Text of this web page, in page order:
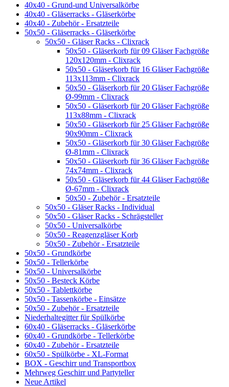
40x40 - Grund-und Universalkörbe
40x40 - Gläserracks - Gläserkörbe
40x40 - Zubehör - Ersatzteile
50x50 - Gläserracks - Gläserkörbe
50x50 - Gläser Racks - Clixrack
50x50 - Gläserkorb für 09 Gläser Fachgröße
120x120mm - Clixrack
50x50 - Gläserkorb für 16 Gläser Fachgröße
113x113mm - Clixrack
50x50 - Gläserkorb für 20 Gläser Fachgröße
Ø-99mm - Clixrack
50x50 - Gläserkorb für 20 Gläser Fachgröße
113x88mm - Clixrack
50x50 - Gläserkorb für 25 Gläser Fachgröße
90x90mm - Clixrack
50x50 - Gläserkorb für 30 Gläser Fachgröße
Ø-81mm - Clixrack
50x50 - Gläserkorb für 36 Gläser Fachgröße
74x74mm - Clixrack
50x50 - Gläserkorb für 44 Gläser Fachgröße
Ø-67mm - Clixrack
50x50 - Zubehör - Ersatzteile
50x50 - Gläser Racks - Individual
50x50 - Gläser Racks - Schrägsteller
50x50 - Universalkörbe
50x50 - Reagenzgläser Korb
50x50 - Zubehör - Ersatzteile
50x50 - Grundkörbe
50x50 - Tellerkörbe
50x50 - Universalkörbe
50x50 - Besteck Körbe
50x50 - Tablettkörbe
50x50 - Tassenkörbe - Einsätze
50x50 - Zubehör - Ersatzteile
Niederhaltegitter für Spülkörbe
60x40 - Gläserracks - Gläserkörbe
60x40 - Grundkörbe - Tellerkörbe
60x40 - Zubehör - Ersatzteile
60x50 - Spülkörbe - XL-Format
BOX - Geschirr und Transportbox
Mehrweg Geschirr und Partyteller
Neue Artikel